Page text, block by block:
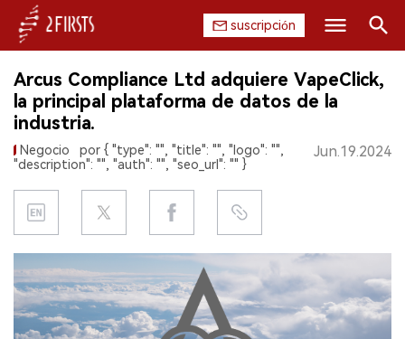
suscripción
INICIO
EMPRESA
REGULACIÓN
CHINA
DATOS
Buscar
Arcus Compliance Ltd adquiere VapeClick,
la principal plataforma de datos de la
industria.
Negocio
por { "type": "", "title": "", "logo": "",
"description": "", "auth": "", "seo_url": "" }
Jun.19.2024